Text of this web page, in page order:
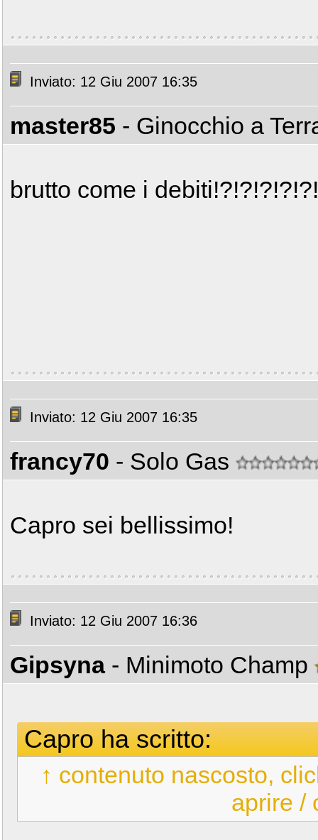
Inviato: 12 Giu 2007 16:35
master85 - Ginocchio a
brutto come i
Inviato: 12 Giu 2007 16:35
francy70 - Solo Gas
Capro sei bellissimo!
Inviato: 12 Giu 2007 16:36
Gipsyna - Minimoto Champ
Capro ha scritto:
↑ contenuto nascosto,
aprire /